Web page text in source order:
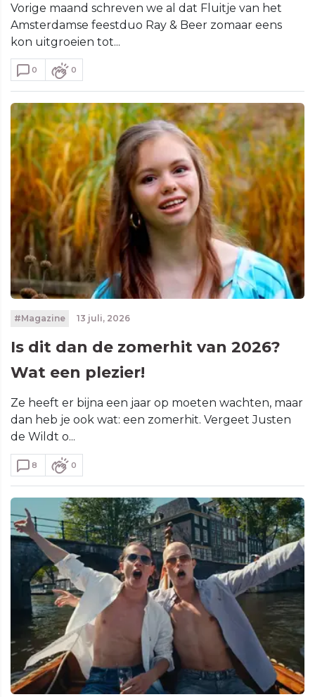
Vorige maand schreven we al dat Fluitje van het
Amsterdamse feestduo Ray & Beer zomaar eens
kon uitgroeien tot...
0 0
#Magazine 13 juli, 2026
Is dit dan de zomerhit van 2026?
Wat een plezier!
Ze heeft er bijna een jaar op moeten wachten, maar
dan heb je ook wat: een zomerhit. Vergeet Justen
de Wildt o...
8 0